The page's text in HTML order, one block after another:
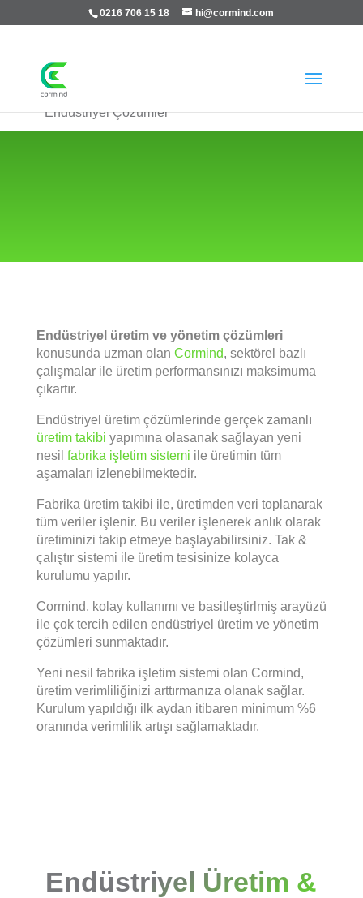
0216 706 15 18 hi@cormind.com
 Ana Sayfa
Endüstriyel Çözümler
Endüstriyel üretim ve yönetim çözümleri
konusunda uzman olan Cormind, sektörel bazlı
çalışmalar ile üretim performansınızı maksimuma
çıkartır.
Endüstriyel üretim çözümlerinde gerçek zamanlı
üretim takibi yapımına olasanak sağlayan yeni
nesil fabrika işletim sistemi ile üretimin tüm
aşamaları izlenebilmektedir.
Fabrika üretim takibi ile, üretimden veri toplanarak
tüm veriler işlenir. Bu veriler işlenerek anlık olarak
üretiminizi takip etmeye başlayabilirsiniz. Tak &
çalıştır sistemi ile üretim tesisinize kolayca
kurulumu yapılır.
Cormind, kolay kullanımı ve basitleştirlmiş arayüzü
ile çok tercih edilen endüstriyel üretim ve yönetim
çözümleri sunmaktadır.
Yeni nesil fabrika işletim sistemi olan Cormind,
üretim verimliliğinizi arttırmanıza olanak sağlar.
Kurulum yapıldığı ilk aydan itibaren minimum %6
oranında verimlilik artışı sağlamaktadır.
Endüstriyel Üretim &